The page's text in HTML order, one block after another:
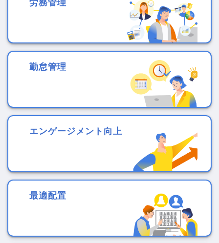
勤怠管理
エンゲージメント向上
最適配置